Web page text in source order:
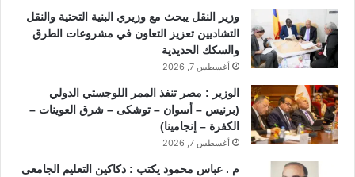
وزير النقل يبحث مع وزيري البنية التحتية والنقل
التشاديين تعزيز التعاون في مشروعات الطرق
والسكك الحديدية
أغسطس 7, 2026
الوزير : مصر تنفذ الممر اللوجستي الدولي
(برنيس – أسوان – توشكى – شرق العوينات –
الكفرة – إنجامينا)
أغسطس 7, 2026
م . عباس محمود يكتب : دكاكين التعليم الجامعى